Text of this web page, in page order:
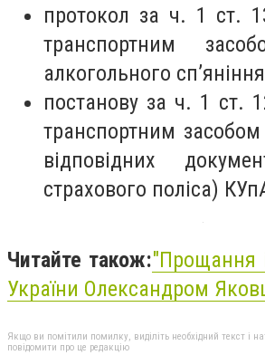
протокол за ч. 1 ст.
транспортним
алкогольного
постанову за ч. 1 ст.
транспортним засобом
відповідних
страхового поліса)
Читайте також:"Прощання
України Олександром
Якщо ви помітили помилку, виділіть необхідний текст і
повідомити про це редакцію